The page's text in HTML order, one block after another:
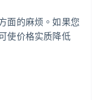
面的麻烦。如果您
使价格实质降低